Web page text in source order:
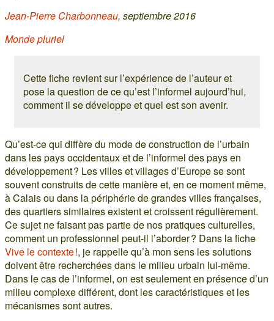
Jean-Pierre Charbonneau, septiembre 2016
Monde pluriel
Cette fiche revient sur l’expérience de l’auteur et
pose la question de ce qu’est l’informel aujourd’hui,
comment il se développe et quel est son avenir.
Qu’est-ce qui diffère du mode de construction de l’urbain
dans les pays occidentaux et de l’informel des pays en
développement ? Les villes et villages d’Europe se sont
souvent construits de cette manière et, en ce moment même,
à Calais ou dans la périphérie de grandes villes françaises,
des quartiers similaires existent et croissent régulièrement.
Ce sujet ne faisant pas partie de nos pratiques culturelles,
comment un professionnel peut-il l’aborder ? Dans la fiche
Vive le contexte !, je rappelle qu’à mon sens les solutions
doivent être recherchées dans le milieu urbain lui-même.
Dans le cas de l’informel, on est seulement en présence d’un
milieu complexe différent, dont les caractéristiques et les
mécanismes sont autres.